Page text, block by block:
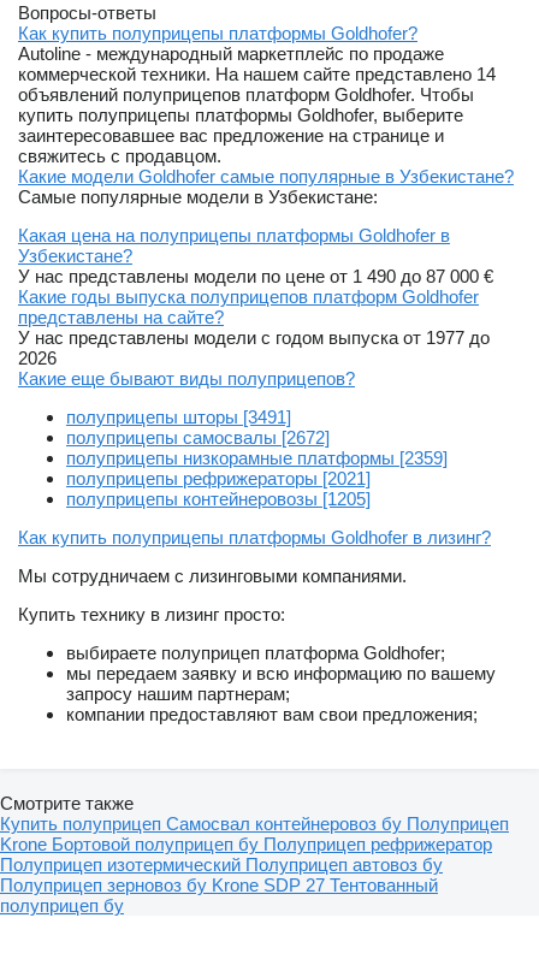
Вопросы-ответы
Как купить полуприцепы платформы Goldhofer?
Autoline - международный маркетплейс по продаже
коммерческой техники. На нашем сайте представлено 14
объявлений полуприцепов платформ Goldhofer. Чтобы
купить полуприцепы платформы Goldhofer, выберите
заинтересовавшее вас предложение на странице и
свяжитесь с продавцом.
Какие модели Goldhofer самые популярные в Узбекистане?
Самые популярные модели в Узбекистане:
Какая цена на полуприцепы платформы Goldhofer в
Узбекистане?
У нас представлены модели по цене от 1 490 до 87 000 €
Какие годы выпуска полуприцепов платформ Goldhofer
представлены на сайте?
У нас представлены модели с годом выпуска от 1977 до
2026
Какие еще бывают виды полуприцепов?
полуприцепы шторы [3491]
полуприцепы самосвалы [2672]
полуприцепы низкорамные платформы [2359]
полуприцепы рефрижераторы [2021]
полуприцепы контейнеровозы [1205]
Как купить полуприцепы платформы Goldhofer в лизинг?
Мы сотрудничаем с лизинговыми компаниями.
Купить технику в лизинг просто:
выбираете полуприцеп платформа Goldhofer;
мы передаем заявку и всю информацию по вашему
запросу нашим партнерам;
компании предоставляют вам свои предложения;
Смотрите также
Купить полуприцеп Самосвал контейнеровоз бу Полуприцеп
Krone Бортовой полуприцеп бу Полуприцеп рефрижератор
Полуприцеп изотермический Полуприцеп автовоз бу
Полуприцеп зерновоз бу Krone SDP 27 Тентованный
полуприцеп бу